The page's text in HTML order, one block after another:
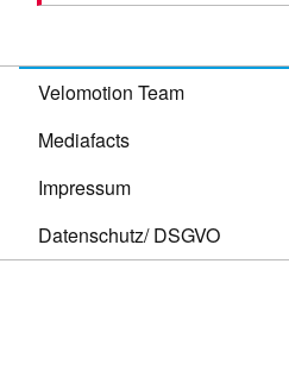
Velomotion Team
Mediafacts
Impressum
Datenschutz/ DSGVO